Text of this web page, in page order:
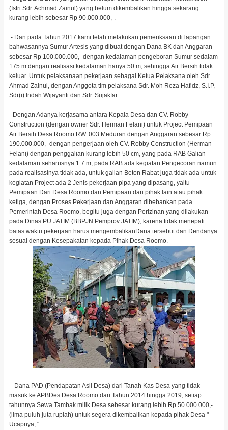
(Istri Sdr. Achmad Zainul) yang belum dikembalikan hingga sekarang
kurang lebih sebesar Rp 90.000.000,-.
- Dan pada Tahun 2017 kami telah melakukan pemeriksaan di lapangan
bahwasannya Sumur Artesis yang dibuat dengan Dana BK dan Anggaran
sebesar Rp 100.000.000,- dengan kedalaman pengeboran Sumur sedalam
175 m dengan realisasi kedalaman hanya 50 m, sehingga Air Bersih tidak
keluar. Untuk pelaksanaan pekerjaan sebagai Ketua Pelaksana oleh Sdr.
Ahmad Zainul, dengan Anggota tim pelaksana Sdr. Moh Reza Hafidz, S.I.P,
Sdr(i) Indah Wijayanti dan Sdr. Sujakfar.
- Dengan Adanya kerjasama antara Kepala Desa dan CV. Robby
Construction (dengan owner Sdr. Herman Felani) untuk Project Pemipaan
Air Bersih Desa Roomo RW. 003 Meduran dengan Anggaran sebesar Rp
190.000.000,- dengan pengerjaan oleh CV. Robby Construction (Herman
Felani) dengan penggalian kurang lebih 50 cm, yang pada RAB Galian
kedalaman seharusnya 1.7 m, pada RAB ada kegiatan Pengecoran namun
pada realisasinya tidak ada, untuk galian Beton Rabat juga tidak ada untuk
kegiatan Project ada 2 Jenis pekerjaan pipa yang dipasang, yaitu
Pemipaan Dari Desa Roomo dan Pemipaan dari pihak lain atau pihak
ketiga, dengan Proses Pekerjaan dan Anggaran dibebankan pada
Pemerintah Desa Roomo, begitu juga dengan Perizinan yang dilakukan
pada Dinas PU JATIM (BBPJN Pemprov JATIM), karena tidak menepati
batas waktu pekerjaan harus mengembalikanDana tersebut dan Dendanya
sesuai dengan Kesepakatan kepada Pihak Desa Roomo.
- Dana PAD (Pendapatan Asli Desa) dari Tanah Kas Desa yang tidak
masuk ke APBDes Desa Roomo dari Tahun 2014 hingga 2019, setiap
tahunnya Sewa Tambak milik Desa sebesar kurang lebih Rp 50.000.000,-
(lima puluh juta rupiah) untuk segera dikembalikan kepada pihak Desa "
Ucapnya, ".